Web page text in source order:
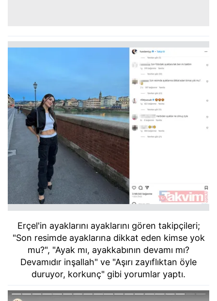
Erçel'in ayaklarını ayaklarını gören takipçileri;
"Son resimde ayaklarına dikkat eden kimse yok
mu?", "Ayak mı, ayakkabının devamı mı?
Devamıdır inşallah" ve "Aşırı zayıflıktan öyle
duruyor, korkunç" gibi yorumlar yaptı.